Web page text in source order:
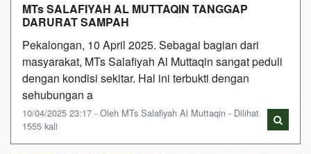
MTs SALAFIYAH AL MUTTAQIN TANGGAP
DARURAT SAMPAH
Pekalongan, 10 April 2025. Sebagai bagian dari
masyarakat, MTs Salafiyah Al Muttaqin sangat peduli
dengan kondisi sekitar. Hal ini terbukti dengan
sehubungan a
10/04/2025 23:17 - Oleh MTs Salafiyah Al Muttaqin - Dilihat
1555 kali